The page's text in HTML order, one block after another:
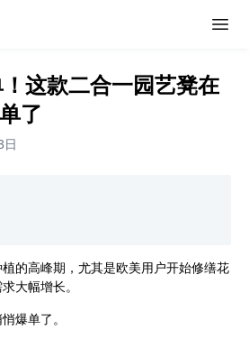
这款二合一园艺凳在
了
的高峰期，尤其是欧美用户开始修缮花
大幅增长。
爆单了。